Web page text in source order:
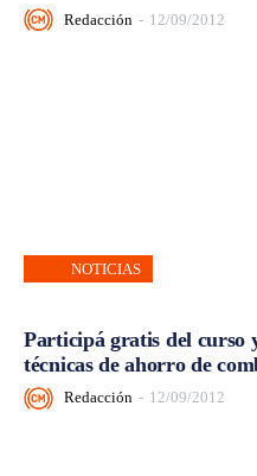
Redacción - 12/09/2012
NOTICIAS
Participá gratis del curso
técnicas de ahorro de
Redacción - 12/09/2012